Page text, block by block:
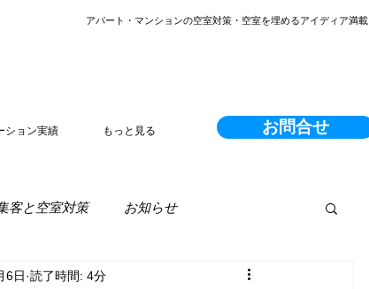
​アパート・マンションの空室対策・空室を埋めるアイディア満載
ション実績 もっと見る お問合せ
客と空室対策 お知らせ
6日 読了時間: 4分